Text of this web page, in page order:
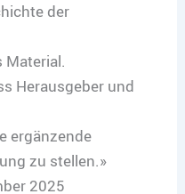
der
Material.
Herausgeber und
ergänzende
zu stellen.»
2025